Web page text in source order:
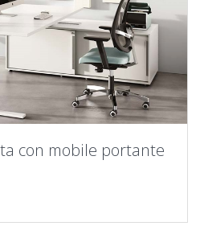
con mobile portante